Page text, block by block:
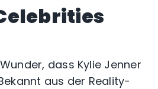
dass Kylie Jenner
aus der Reality-